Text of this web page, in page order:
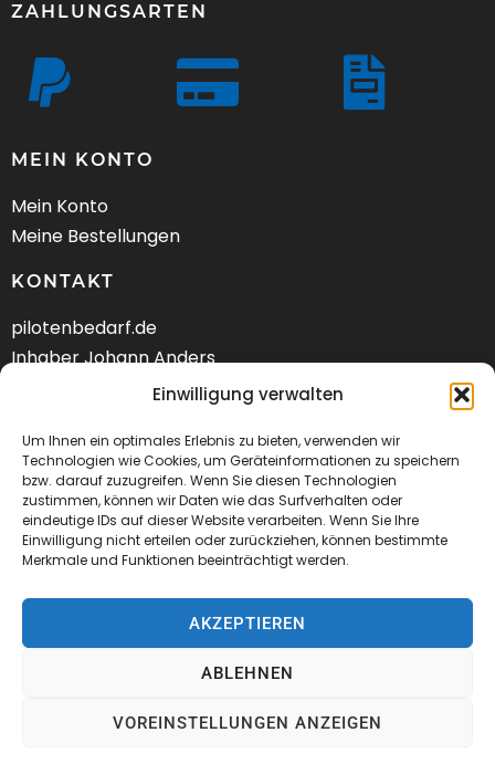
Einwilligung verwalten
Um Ihnen ein optimales Erlebnis zu bieten, verwenden wir
Technologien wie Cookies, um Geräteinformationen zu speichern
bzw. darauf zuzugreifen. Wenn Sie diesen Technologien
zustimmen, können wir Daten wie das Surfverhalten oder
eindeutige IDs auf dieser Website verarbeiten. Wenn Sie Ihre
Einwilligung nicht erteilen oder zurückziehen, können bestimmte
Merkmale und Funktionen beeinträchtigt werden.
AKZEPTIEREN
ABLEHNEN
VOREINSTELLUNGEN ANZEIGEN
ZAHLUNGSARTEN
MEIN KONTO
Mein Konto
Meine Bestellungen
KONTAKT
pilotenbedarf.de
Inhaber Johann Anders
Am Schwarzen Berg 58
Tel.: +49 (04141) 9288240
Mail:kontakt@pilotenbedarf.de
© 2026 Pilotenbedarf.de